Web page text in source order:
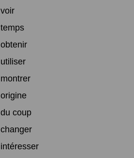
voir
temps
obtenir
utiliser
montrer
origine
du coup
changer
intéresser